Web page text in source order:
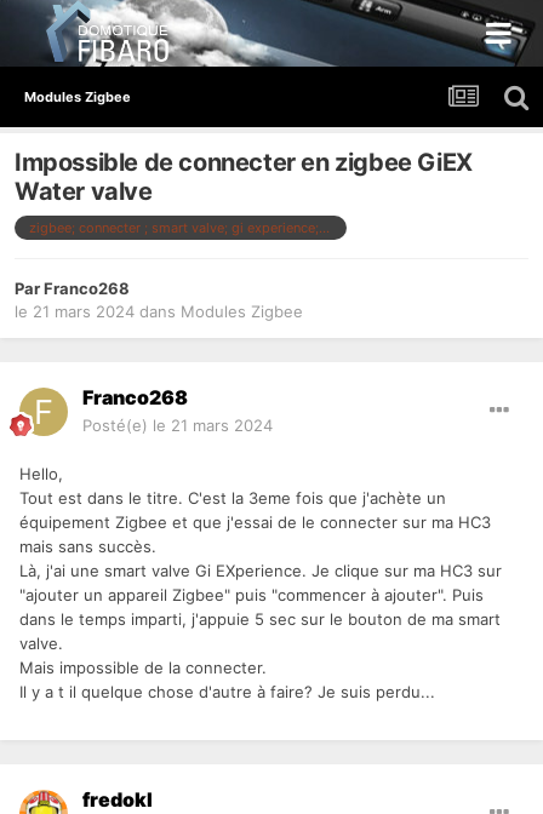
Modules Zigbee
Impossible de connecter en zigbee GiEX
Water valve
zigbee; connecter ; smart valve; gi experience; hc3
ParFranco268
le 21 mars 2024 dans Modules Zigbee
Franco268
Posté(e) le 21 mars 2024
Hello,
Tout est dans le titre. C'est la 3eme fois que j'achète un
équipement Zigbee et que j'essai de le connecter sur ma HC3
mais sans succès.
Là, j'ai une smart valve Gi EXperience. Je clique sur ma HC3 sur
"ajouter un appareil Zigbee" puis "commencer à ajouter". Puis
dans le temps imparti, j'appuie 5 sec sur le bouton de ma smart
valve.
Mais impossible de la connecter.
Il y a t il quelque chose d'autre à faire? Je suis perdu...
fredokl